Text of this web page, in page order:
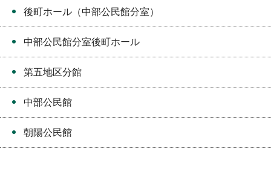
後町ホール（中部公民館分室）
中部公民館分室後町ホール
第五地区分館
中部公民館
朝陽公民館